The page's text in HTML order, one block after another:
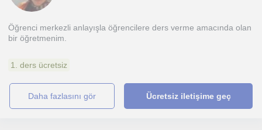
Öğrenci merkezli anlayışla öğrencilere ders verme amacında olan
bir öğretmenim.
1. ders ücretsiz
daha fazlasını gör Ücretsiz iletişime geç